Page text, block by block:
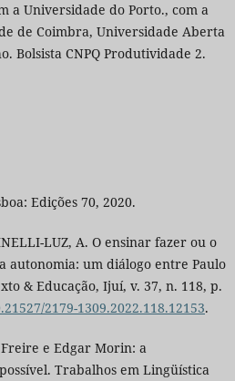
a Universidade do Porto., com a
de Coimbra, Universidade Aberta
Bolsista CNPQ Produtividade 2.
Edições 70, 2020.
LUZ, A. O ensinar fazer ou o
autonomia: um diálogo entre Paulo
& Educação, Ijuí, v. 37, n. 118, p.
2179-1309.2022.118.12153.
Freire e Edgar Morin: a
Trabalhos em Lingüística